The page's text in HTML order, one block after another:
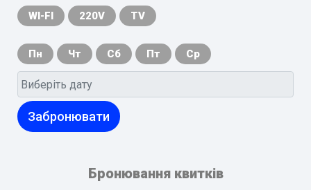
WI-FI 220V TV
Пн Чт Сб Пт Ср
Забронювати
Бронювання квитків